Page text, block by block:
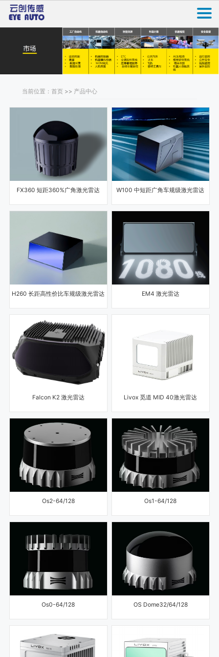
当前位置：首页 >> 产品中心
FX360 短距360%广角激光雷达 W100 中短距广角车规级激光雷达
H260 长距高性价比车规级激光雷达 EM4 激光雷达
Falcon K2 激光雷达 Livox 觅道 MID 40激光雷达
Os2-64/128 Os1-64/128
Os0-64/128 OS Dome32/64/128